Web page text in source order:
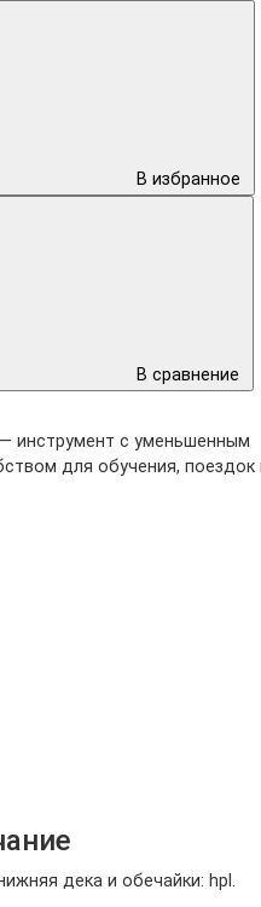
В избранное
В сравнение
— инструмент с уменьшенным
для обучения, поездок
дека и обечайки: hpl.